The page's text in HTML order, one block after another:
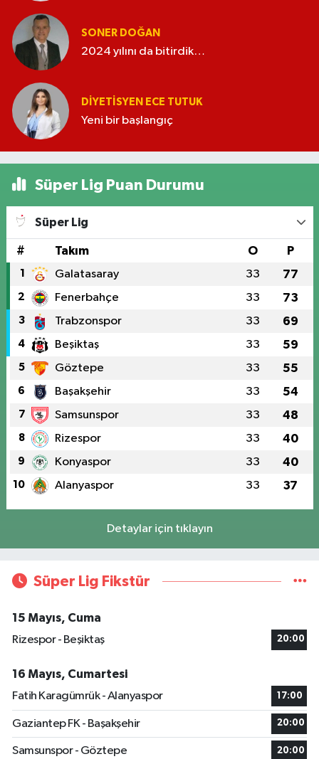
SONER DOĞAN
2024 yılını da bitirdik…
DIYETISYEN ECE TUTUK
Yeni bir başlangıç
Süper Lig Puan Durumu
Süper Lig
# Takım O P
1 Galatasaray 33 77
2 Fenerbahçe 33 73
3 Trabzonspor 33 69
4 Beşiktaş 33 59
5 Göztepe 33 55
6 Başakşehir 33 54
7 Samsunspor 33 48
8 Rizespor 33 40
9 Konyaspor 33 40
10 Alanyaspor 33 37
Detaylar için tıklayın
Süper Lig Fikstür
15 Mayıs, Cuma
Rizespor - Beşiktaş
20:00
16 Mayıs, Cumartesi
Fatih Karagümrük - Alanyaspor
17:00
Gaziantep FK - Başakşehir 20:00
Samsunspor - Göztepe 20:00